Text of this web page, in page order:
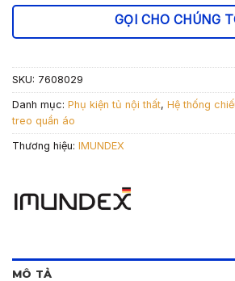
880.000 ₫.
là:
616.000 ₫.
GỌI CHO CHÚNG
SKU: 7608029
Danh mục: Phụ kiện tủ nội thất, Hệ thống
treo quần áo
Thương hiệu: IMUNDEX
MÔ TẢ